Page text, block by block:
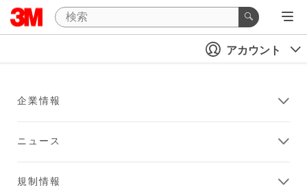
アカウント
企業情報
ニュース
規制情報